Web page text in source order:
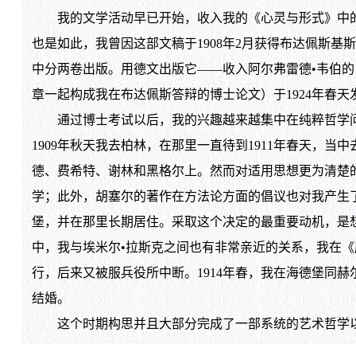
我的文学活动早已开始，收入我的《心灵与形式》中
也是如此，我曾因这部文稿于1908年2月获得布达佩斯基
中分两卷出版。用德文出版它——收入阿尔弗雷德•韦伯
章一起构成我在布达佩斯答辩的博士论文）于1924年春
通过博士考试以后，我的兴趣越来越集中在纯粹哲学
1909年秋天我去柏林，在那里一直待到1911年春天，当
德、费希特、谢林和黑格尔上。然而对适用思想更为清
学；此外，胡塞尔的著作在方法论方面的倡议也对我产
堡，并在那里长期居住。采取这个决定的最重要动机，
中，我与埃米尔•拉斯克之间也有非常亲近的关系，我在
行，后来又被服兵役所中断。1914年春，我在海德堡同
结婚。
这个时期构思并且大部分完成了一部系统的艺术哲学